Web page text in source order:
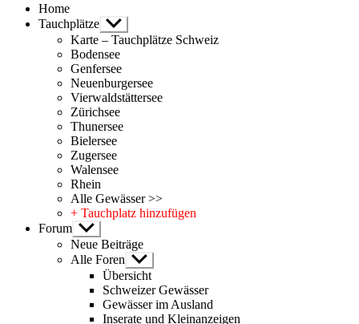
Home
Tauchplätze Untermenü
anzeigen
Karte – Tauchplätze Schweiz
Bodensee
Genfersee
Neuenburgersee
Vierwaldstättersee
Zürichsee
Thunersee
Bielersee
Zugersee
Walensee
Rhein
Alle Gewässer >>
+ Tauchplatz hinzufügen
Forum Untermenü
anzeigen
Neue Beiträge
Alle Foren Untermenü
anzeigen
Übersicht
Schweizer Gewässer
Gewässer im Ausland
Inserate und Kleinanzeigen